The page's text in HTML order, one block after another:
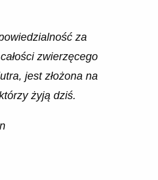
za
zwierzęcego
jest złożona na
żyją dziś.